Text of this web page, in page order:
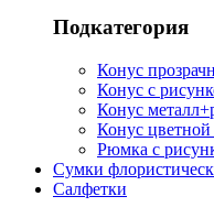
Подкатегория
Конус
Конус с
Конус
Конус
Рюмка с
Сумки
Салфетки